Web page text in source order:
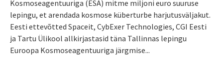
Kosmoseagentuuriga (ESA) mitme miljoni euro suuruse
lepingu, et arendada kosmose küberturbe harjutusväljakut.
Eesti ettevõtted Spaceit, CybExer Technologies, CGI Eesti
ja Tartu Ülikool allkirjastasid täna Tallinnas lepingu
Euroopa Kosmoseagentuuriga järgmise...